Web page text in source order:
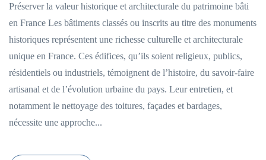
Préserver la valeur historique et architecturale du patrimoine bâti
en France Les bâtiments classés ou inscrits au titre des monuments
historiques représentent une richesse culturelle et architecturale
unique en France. Ces édifices, qu’ils soient religieux, publics,
résidentiels ou industriels, témoignent de l’histoire, du savoir-faire
artisanal et de l’évolution urbaine du pays. Leur entretien, et
notamment le nettoyage des toitures, façades et bardages,
nécessite une approche...